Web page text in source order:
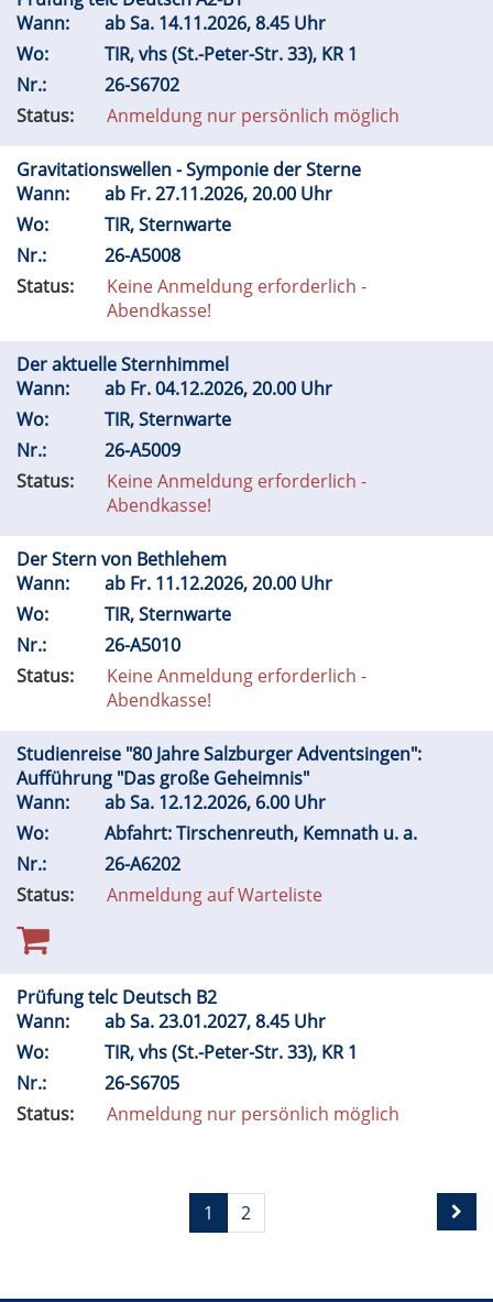
Wann:
abSa. 14.11.2026, 8.45 Uhr
Wo:
TIR, vhs (St.-Peter-Str. 33), KR 1
Nr.:
26-S6702
Status:
Anmeldung nur persönlich möglich
Gravitationswellen - Symponie der Sterne
Wann:
ab Fr.27.11.2026, 20.00 Uhr
Wo:
TIR, Sternwarte
Nr.:
26-A5008
Status:
Keine Anmeldung erforderlich -
Abendkasse!
Der aktuelle Sternhimmel
Wann:
ab Fr.04.12.2026, 20.00 Uhr
Wo:
TIR, Sternwarte
Nr.:
26-A5009
Status:
Keine Anmeldung erforderlich -
Abendkasse!
Der Stern von Bethlehem
Wann:
ab Fr. 11.12.2026, 20.00 Uhr
Wo:
TIR, Sternwarte
Nr.:
26-A5010
Status:
Keine Anmeldung erforderlich -
Abendkasse!
Studienreise "80 Jahre Salzburger Adventsingen":
Aufführung "Das große Geheimnis"
Wann:
abSa. 12.12.2026, 6.00 Uhr
Wo:
Abfahrt: Tirschenreuth, Kemnath u. a.
Nr.:
26-A6202
Status:
Anmeldung auf Warteliste
Prüfung telc Deutsch B2
Wann:
abSa.23.01.2027, 8.45 Uhr
Wo:
TIR, vhs (St.-Peter-Str. 33), KR 1
Nr.:
26-S6705
Status:
Anmeldung nur persönlich möglich
1 2